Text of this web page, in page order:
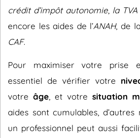
crédit d’impôt autonomie, la
encore les aides de l’ANAH, de la
CAF.
Pour maximiser votre prise
essentiel de vérifier votre
votre âge , et votre situation
aides sont cumulables,
un professionnel peut aussi